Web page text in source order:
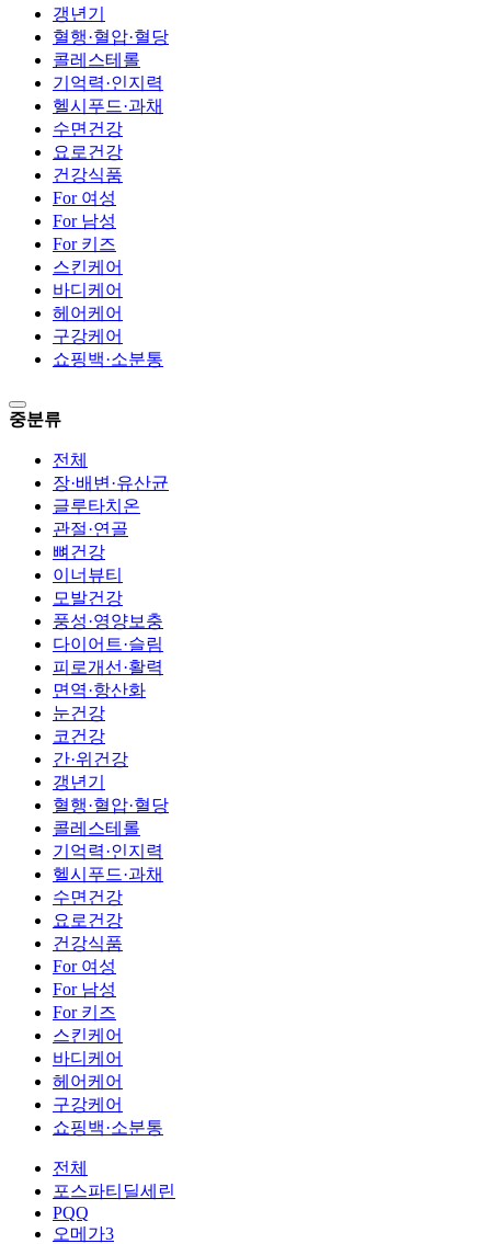
갱년기
혈행·혈압·혈당
콜레스테롤
기억력·인지력
헬시푸드·과채
수면건강
요로건강
건강식품
For 여성
For 남성
For 키즈
스킨케어
바디케어
헤어케어
구강케어
쇼핑백·소분통
중분류
전체
장·배변·유산균
글루타치온
관절·연골
뼈건강
이너뷰티
모발건강
풍성·영양보충
다이어트·슬림
피로개선·활력
면역·항산화
눈건강
코건강
간·위건강
갱년기
혈행·혈압·혈당
콜레스테롤
기억력·인지력
헬시푸드·과채
수면건강
요로건강
건강식품
For 여성
For 남성
For 키즈
스킨케어
바디케어
헤어케어
구강케어
쇼핑백·소분통
전체
포스파티딜세린
PQQ
오메가3